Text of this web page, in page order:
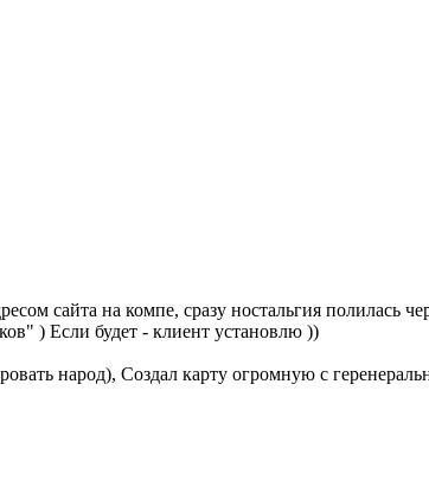
сайта на компе, сразу ностальгия полилась
) Если будет - клиент установлю ))
народ), Создал карту огромную с